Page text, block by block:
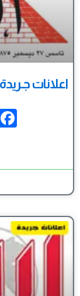
اعلانات جـريدة